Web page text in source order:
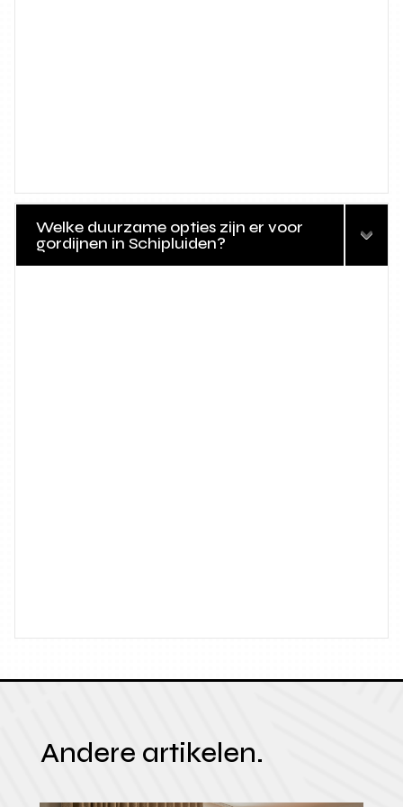
Welke duurzame opties zijn er voor
gordijnen in Schipluiden?
Andere artikelen.